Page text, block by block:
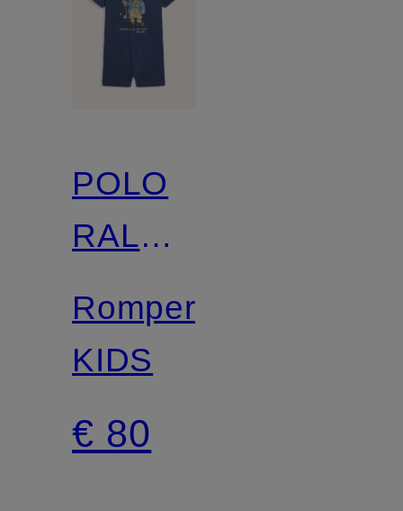
POLO
RALPH
LAUREN
Rompertjes
KIDS
€ 80